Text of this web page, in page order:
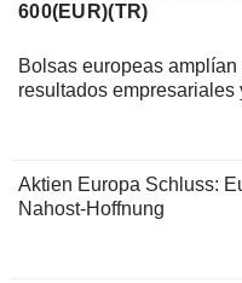
600(EUR)(TR)
Bolsas europeas
resultados
Aktien Europa Schluss:
Nahost-Hoffnung